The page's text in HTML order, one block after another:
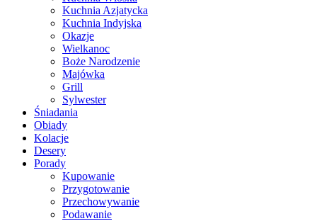
Kuchnia Azjatycka
Kuchnia Indyjska
Okazje
Wielkanoc
Boże Narodzenie
Majówka
Grill
Sylwester
Śniadania
Obiady
Kolacje
Desery
Porady
Kupowanie
Przygotowanie
Przechowywanie
Podawanie